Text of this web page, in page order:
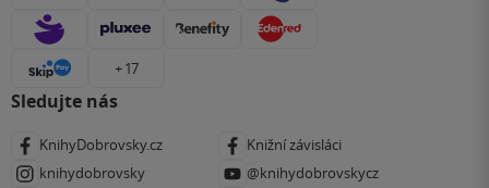
+ 17
Sledujte nás
KnihyDobrovsky.cz
Knižní závisláci
knihydobrovsky
@knihydobrovskycz